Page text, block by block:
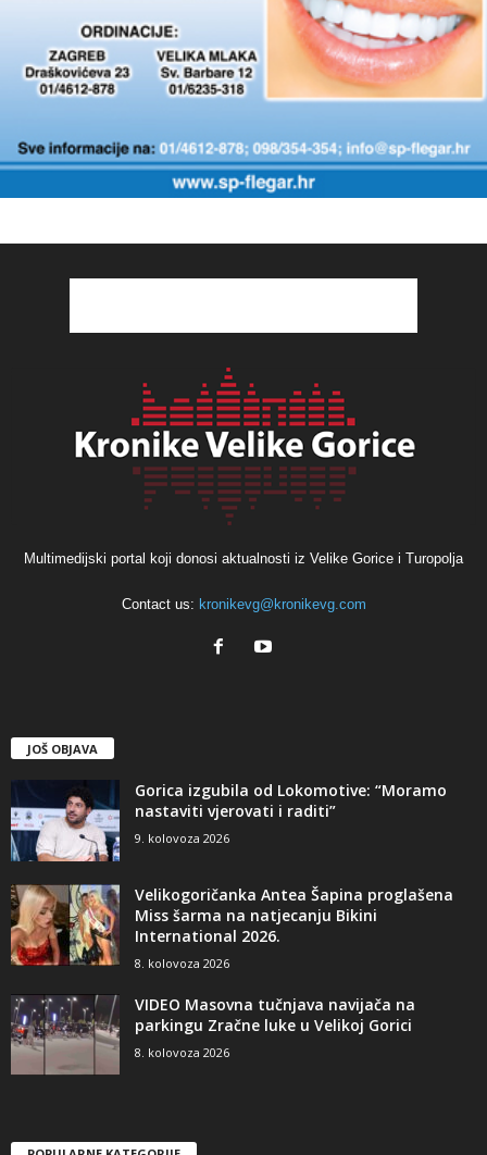
Multimedijski portal koji donosi aktualnosti iz Velike Gorice i Turopolja
Contact us: kronikevg@kronikevg.com
JOŠ OBJAVA
Gorica izgubila od Lokomotive: “Moramo
nastaviti vjerovati i raditi”
9. kolovoza 2026
Velikogoričanka Antea Šapina proglašena
Miss šarma na natjecanju Bikini
International 2026.
8. kolovoza 2026
VIDEO Masovna tučnjava navijača na
parkingu Zračne luke u Velikoj Gorici
8. kolovoza 2026